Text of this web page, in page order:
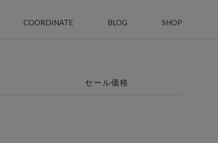
COORDINATE BLOG SHOP
セール価格